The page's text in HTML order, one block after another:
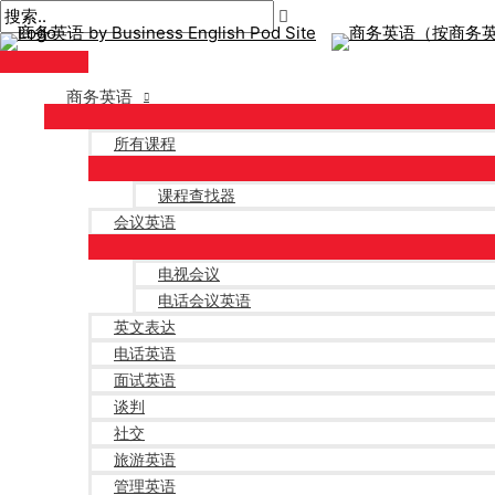
跳
至
主
菜
单
商务英语
所有课程
课程查找器
会议英语
电视会议
电话会议英语
英文表达
电话英语
面试英语
谈判
社交
旅游英语
管理英语
帖
子
此
入。.
名
子
件